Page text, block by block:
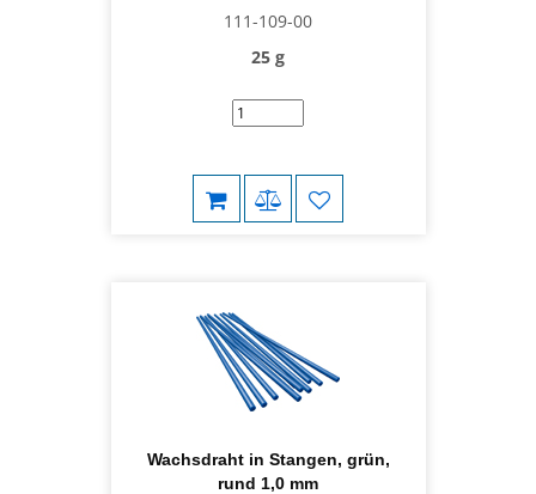
111-109-00
25 g
Wachsdraht in Stangen, grün,
rund 1,0 mm